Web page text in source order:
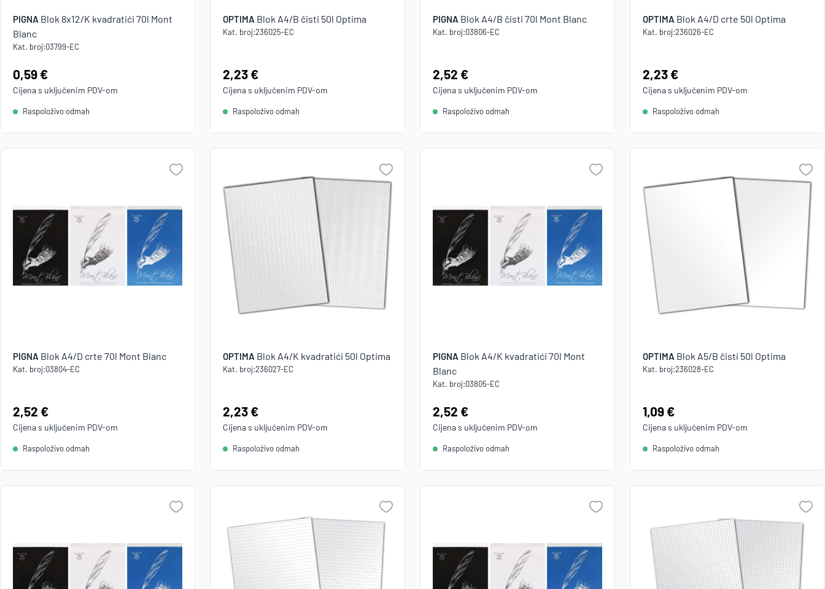
PIGNA Blok 8x12/K kvadratići 70l Mont
Blanc
Kat. broj:03799-EC
Cijena:
0,59 €
Cijena s uključenim PDV-om
Raspoloživo odmah
OPTIMA Blok A4/B čisti 50l Optima
Kat. broj:236025-EC
Cijena:
2,23 €
Cijena s uključenim PDV-om
Raspoloživo odmah
PIGNA Blok A4/B čisti 70l Mont Blanc
Kat. broj:03806-EC
Cijena:
2,52 €
Cijena s uključenim PDV-om
Raspoloživo odmah
OPTIMA Blok A4/D crte 50l Optima
Kat. broj:236026-EC
Cijena:
2,23 €
Cijena s uključenim PDV-om
Raspoloživo odmah
PIGNA Blok A4/D crte 70l Mont Blanc
Kat. broj:03804-EC
Cijena:
2,52 €
Cijena s uključenim PDV-om
Raspoloživo odmah
OPTIMA Blok A4/K kvadratići 50l Optima
Kat. broj:236027-EC
Cijena:
2,23 €
Cijena s uključenim PDV-om
Raspoloživo odmah
PIGNA Blok A4/K kvadratići 70l Mont
Blanc
Kat. broj:03805-EC
Cijena:
2,52 €
Cijena s uključenim PDV-om
Raspoloživo odmah
OPTIMA Blok A5/B čisti 50l Optima
Kat. broj:236028-EC
Cijena:
1,09 €
Cijena s uključenim PDV-om
Raspoloživo odmah